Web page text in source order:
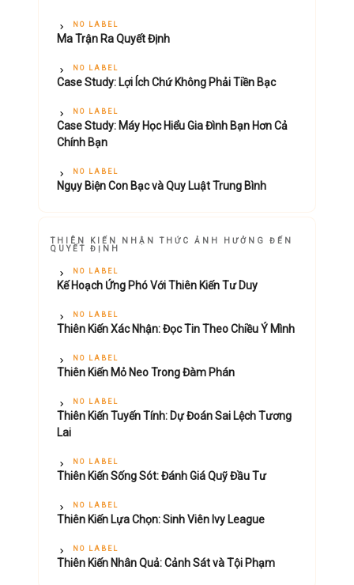
NO LABEL
Ma Trận Ra Quyết Định
NO LABEL
Case Study: Lợi Ích Chứ Không Phải Tiền Bạc
NO LABEL
Case Study: Máy Học Hiểu Gia Đình Bạn Hơn Cả
Chính Bạn
NO LABEL
Ngụy Biện Con Bạc và Quy Luật Trung Bình
THIÊN KIẾN NHẬN THỨC ẢNH HƯỞNG ĐẾN
QUYẾT ĐỊNH
NO LABEL
Kế Hoạch Ứng Phó Với Thiên Kiến Tư Duy
NO LABEL
Thiên Kiến Xác Nhận: Đọc Tin Theo Chiều Ý Mình
NO LABEL
Thiên Kiến Mỏ Neo Trong Đàm Phán
NO LABEL
Thiên Kiến Tuyến Tính: Dự Đoán Sai Lệch Tương
Lai
NO LABEL
Thiên Kiến Sống Sót: Đánh Giá Quỹ Đầu Tư
NO LABEL
Thiên Kiến Lựa Chọn: Sinh Viên Ivy League
NO LABEL
Thiên Kiến Nhân Quả: Cảnh Sát và Tội Phạm